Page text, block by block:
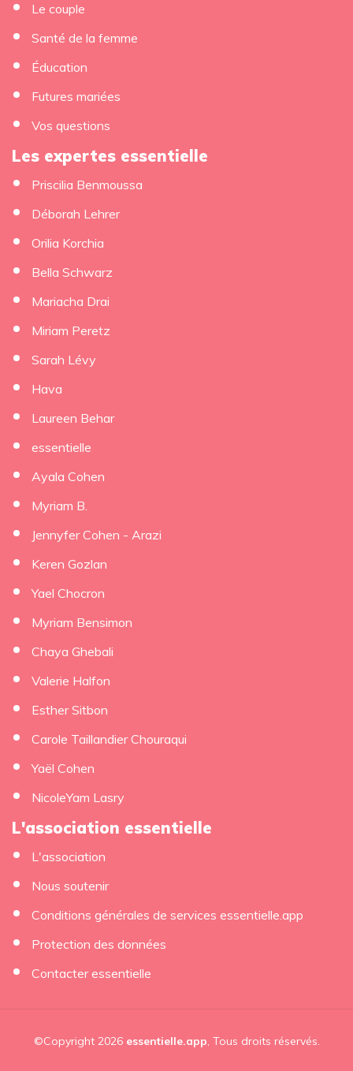
Le couple
Santé de la femme
Éducation
Futures mariées
Vos questions
Les expertes essentielle
Priscilia Benmoussa
Déborah Lehrer
Orilia Korchia
Bella Schwarz
Mariacha Drai
Miriam Peretz
Sarah Lévy
Hava
Laureen Behar
essentielle
Ayala Cohen
Myriam B.
Jennyfer Cohen - Arazi
Keren Gozlan
Yael Chocron
Myriam Bensimon
Chaya Ghebali
Valerie Halfon
Esther Sitbon
Carole Taillandier Chouraqui
Yaël Cohen
NicoleYam Lasry
L'association essentielle
L'association
Nous soutenir
Conditions générales de services essentielle.app
Protection des données
Contacter essentielle
©Copyright 2026 essentielle.app, Tous droits réservés.